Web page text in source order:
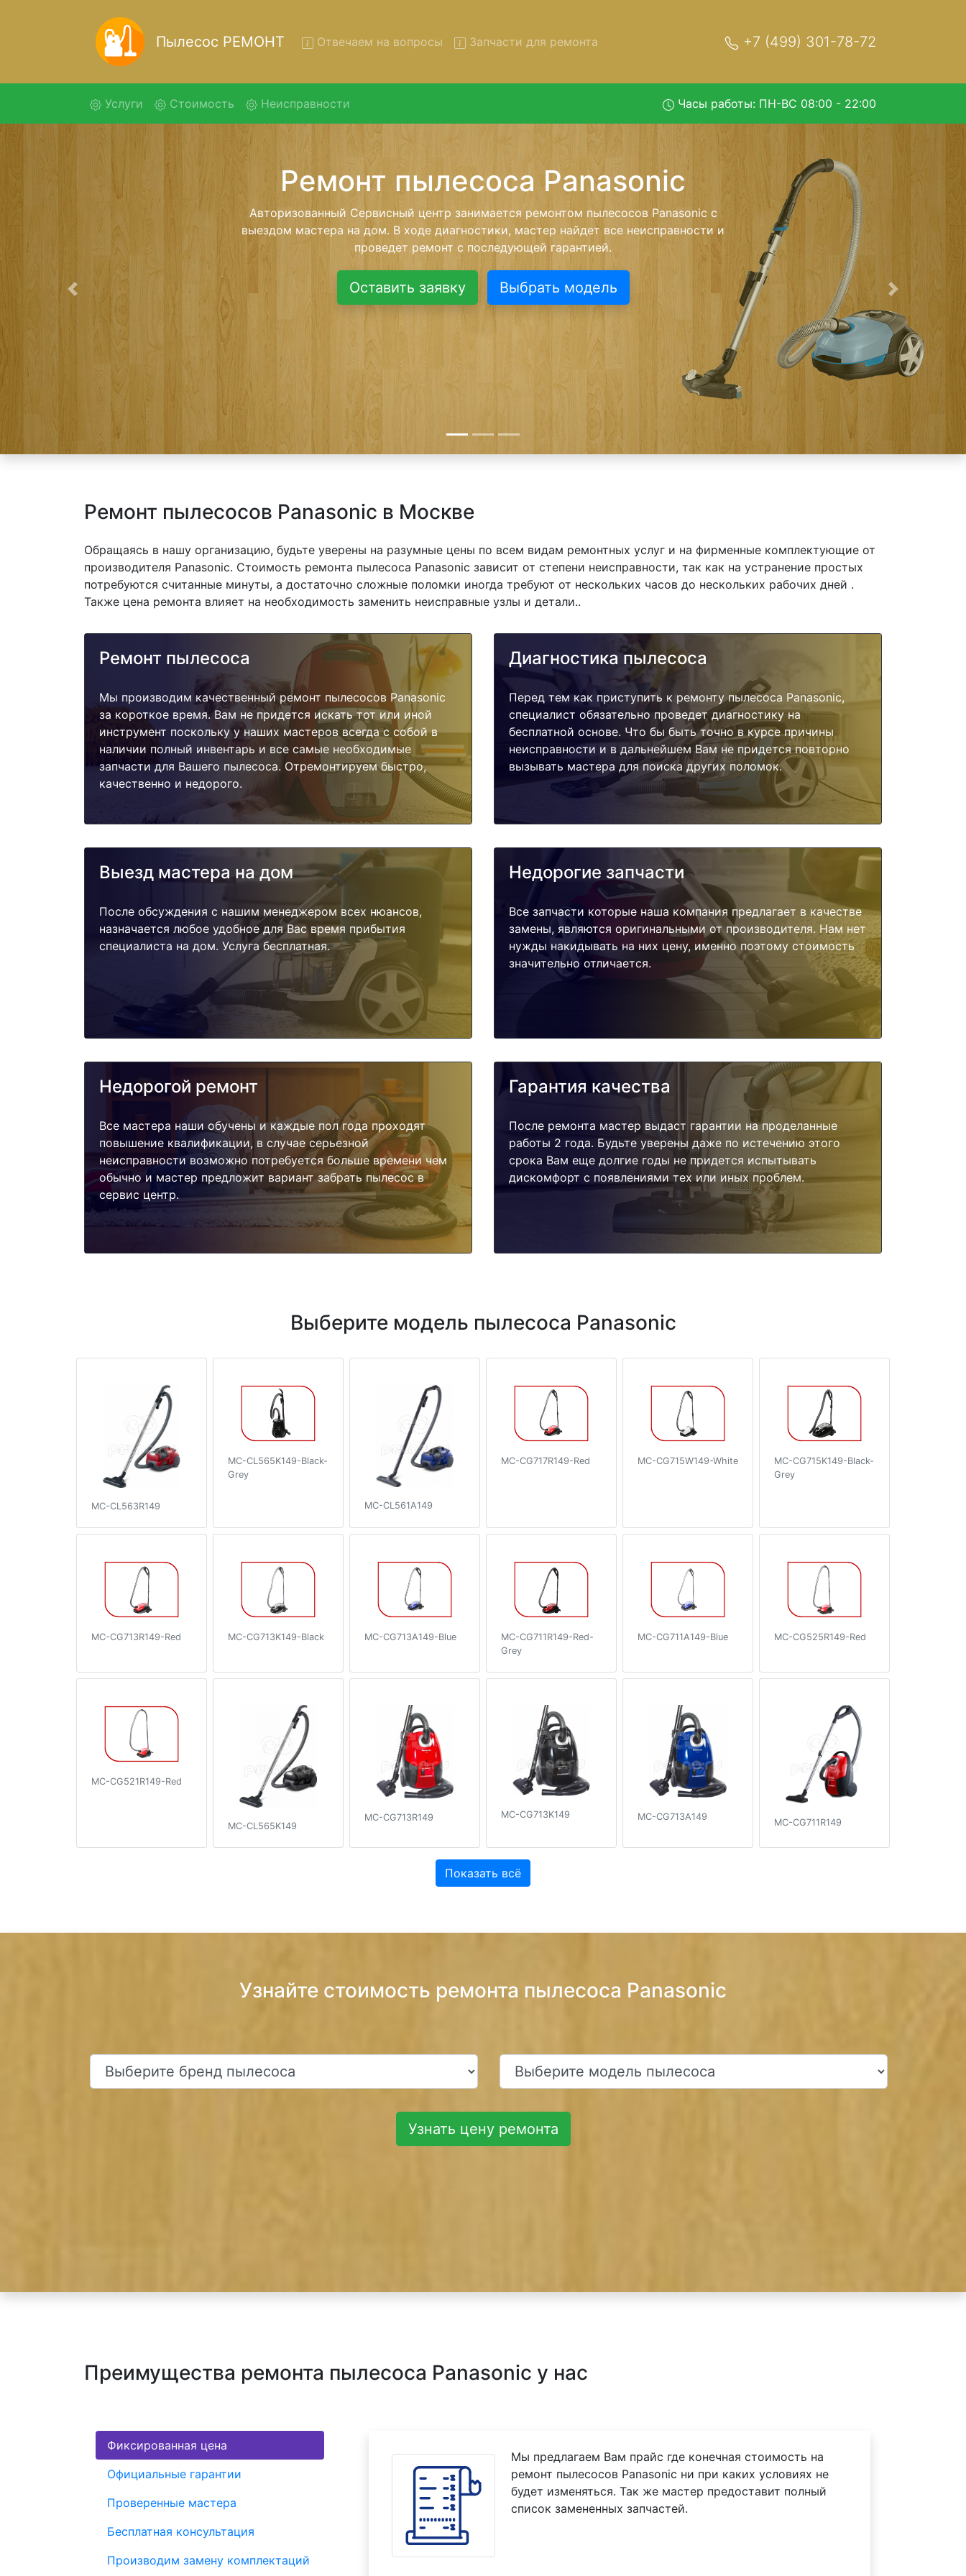
Пылесос РЕМОНТ Отвечаем на вопросы Запчасти для ремонта +7 (499) 301-78-72
Услуги (current)Стоимость Неисправности Часы работы: ПН-ВС 08:00 - 22:00
Ремонт пылесосов Panasonic с вывозом в
Ремонт пылесосов Panasonic с вывозом в сервисный центр и обратно - с помощью
нашей бесплатной услуги, специалист заберет Ваш пылесос для дальнейшего более
детального ремонта. Оговоренная стоимость ремонта останется неизменно при
возвращении видеотехники обратно.
Оставить заявку Выбрать модель
Предыдущая Следующая
Ремонт пылесосов Panasonic в Москве
Обращаясь в нашу организацию, будьте уверены на разумные цены по всем видам ремонтных услуг и на фирменные комплектующие от
производителя Panasonic. Стоимость ремонта пылесоса Panasonic зависит от степени неисправности, так как на устранение простых
потребуются считанные минуты, а достаточно сложные поломки иногда требуют от нескольких часов до нескольких рабочих дней .
Также цена ремонта влияет на необходимость заменить неисправные узлы и детали..
Ремонт пылесоса
Мы производим качественный ремонт пылесосов Panasonic
за короткое время. Вам не придется искать тот или иной
инструмент поскольку у наших мастеров всегда с собой в
наличии полный инвентарь и все самые необходимые
запчасти для Вашего пылесоса. Отремонтируем быстро,
качественно и недорого.
Диагностика пылесоса
Перед тем как приступить к ремонту пылесоса Panasonic,
специалист обязательно проведет диагностику на
бесплатной основе. Что бы быть точно в курсе причины
неисправности и в дальнейшем Вам не придется повторно
вызывать мастера для поиска других поломок.
Выезд мастера на дом
После обсуждения с нашим менеджером всех нюансов,
назначается любое удобное для Вас время прибытия
специалиста на дом. Услуга бесплатная.
Недорогие запчасти
Все запчасти которые наша компания предлагает в качестве
замены, являются оригинальными от производителя. Нам нет
нужды накидывать на них цену, именно поэтому стоимость
значительно отличается.
Недорогой ремонт
Все мастера наши обучены и каждые пол года проходят
повышение квалификации, в случае серьезной
неисправности возможно потребуется больше времени чем
обычно и мастер предложит вариант забрать пылесос в
сервис центр.
Гарантия качества
После ремонта мастер выдаст гарантии на проделанные
работы 2 года. Будьте уверены даже по истечению этого
срока Вам еще долгие годы не придется испытывать
дискомфорт с появлениями тех или иных проблем.
Выберите модель пылесоса Panasonic
MC-CL563R149
MC-CL565K149-Black-
Grey
MC-CL561A149
MC-CG717R149-Red MC-CG715W149-White
MC-CG715K149-Black-
Grey
MC-CG713R149-Red MC-CG713K149-Black MC-CG713A149-Blue
MC-CG711R149-Red-
Grey
MC-CG711A149-Blue MC-CG525R149-Red
MC-CG521R149-Red
MC-CL565K149
MC-CG713R149 MC-CG713K149 MC-CG713A149
MC-CG711R149
Показать всё
Узнайте стоимость ремонта пылесоса Panasonic
Узнать цену ремонта
Преимущества ремонта пылесоса Panasonic у нас
Фиксированная цена
Официальные гарантии
Проверенные мастера
Бесплатная консультация
Производим замену комплектаций
Мы предлагаем Вам прайс где конечная стоимость на
ремонт пылесосов Panasonic ни при каких условиях не
будет изменяться. Так же мастер предоставит полный
список замененных запчастей.